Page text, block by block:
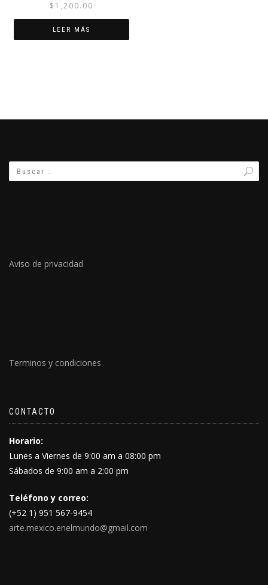
$ 1,200.00
LEER MÁS
Aviso de privacidad
Terminos y condiciones
CONTACTO
Horario:
Lunes a Viernes de 9:00 am a 08:00 pm
Sábados de 9:00 am a 2:00 pm
Teléfono y correo:
(+52 1) 951 567-9454
arte.mexico.enelmundo@gmail.com